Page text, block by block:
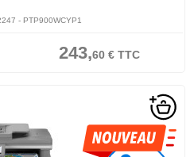
- PTP900WCYP1
243,60€TTC